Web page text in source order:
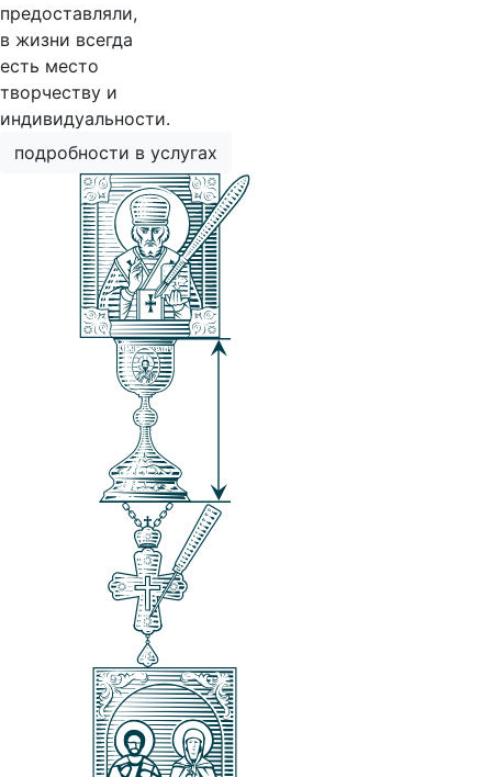
предоставляли,
в жизни всегда
есть место
творчеству и
индивидуальности.
подробности в услугах